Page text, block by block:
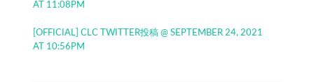
AT 11:08PM
[OFFICIAL] CLC TWITTER投稿 @ SEPTEMBER 24, 2021
AT 10:56PM